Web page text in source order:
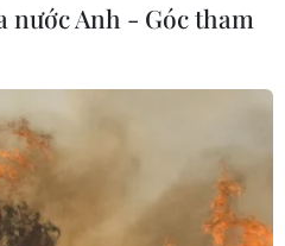
nước Anh - Góc tham